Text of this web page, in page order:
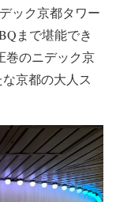
ック京都タワー
まで堪能でき
巻のニデック京
京都の大人ス